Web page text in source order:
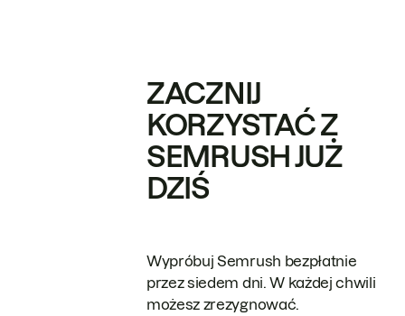
ZACZNIJ
KORZYSTAĆ Z
SEMRUSH JUŻ
DZIŚ
Wypróbuj Semrush bezpłatnie
przez siedem dni. W każdej chwili
możesz zrezygnować.